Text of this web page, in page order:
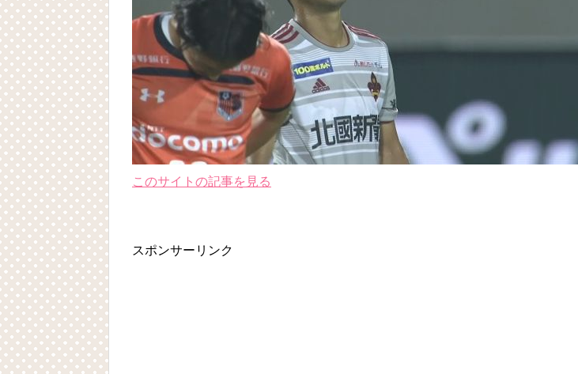
このサイトの記事を見る
スポンサーリンク